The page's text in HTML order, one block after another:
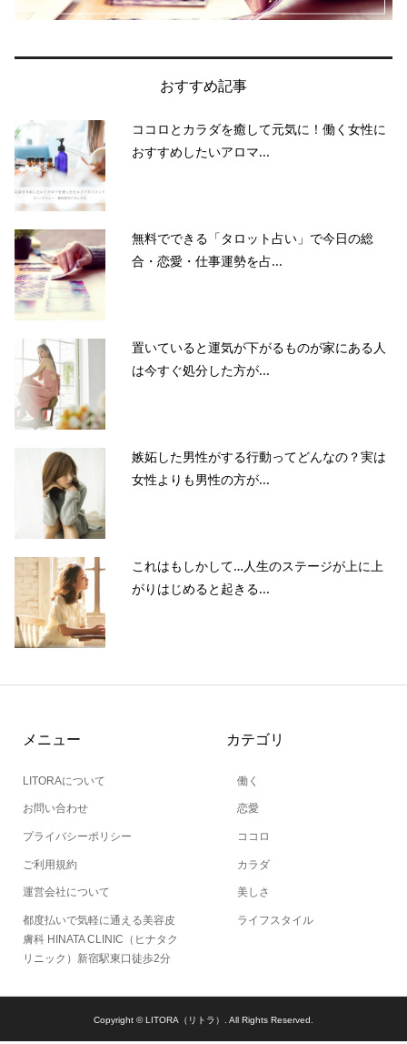
おすすめ記事
ココロとカラダを癒して元気に！働く女性に
おすすめしたいアロマ...
無料でできる「タロット占い」で今日の総
合・恋愛・仕事運勢を占...
置いていると運気が下がるものが家にある人
は今すぐ処分した方が...
嫉妬した男性がする行動ってどんなの？実は
女性よりも男性の方が...
これはもしかして…人生のステージが上に上
がりはじめると起きる...
メニュー
LITORAについて
お問い合わせ
プライバシーポリシー
ご利用規約
運営会社について
都度払いで気軽に通える美容皮
膚科 HINATA CLINIC（ヒナタク
リニック）新宿駅東口徒歩2分
カテゴリ
働く
恋愛
ココロ
カラダ
美しさ
ライフスタイル
Copyright ©LITORA（リトラ）. All Rights Reserved.